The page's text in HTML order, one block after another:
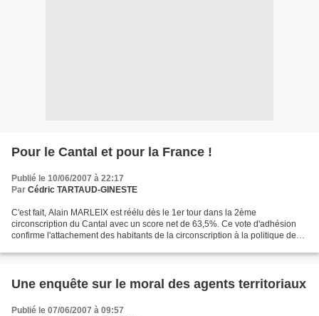
Pour le Cantal et pour la France !
Publié le 10/06/2007 à 22:17
Par Cédric TARTAUD-GINESTE
C'est fait, Alain MARLEIX est réélu dès le 1er tour dans la 2ème
circonscription du Cantal avec un score net de 63,5%. Ce vote d'adhésion
confirme l'attachement des habitants de la circonscription à la politique de
Une enquête sur le moral des agents territoriaux
Publié le 07/06/2007 à 09:57